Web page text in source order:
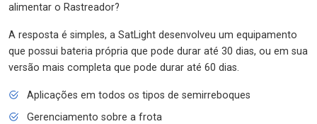
alimentar o Rastreador?
A resposta é simples, a SatLight desenvolveu um equipamento
que possui bateria própria que pode durar até 30 dias, ou em sua
versão mais completa que pode durar até 60 dias.
Aplicações em todos os tipos de semirreboques
Gerenciamento sobre a frota